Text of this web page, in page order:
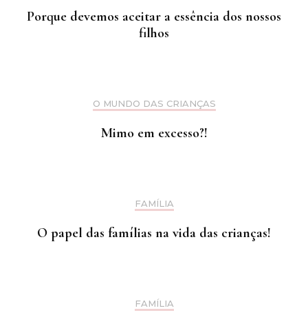
Porque devemos aceitar a essência dos nossos
filhos
O MUNDO DAS CRIANÇAS
Mimo em excesso?!
FAMÍLIA
O papel das famílias na vida das crianças!
FAMÍLIA